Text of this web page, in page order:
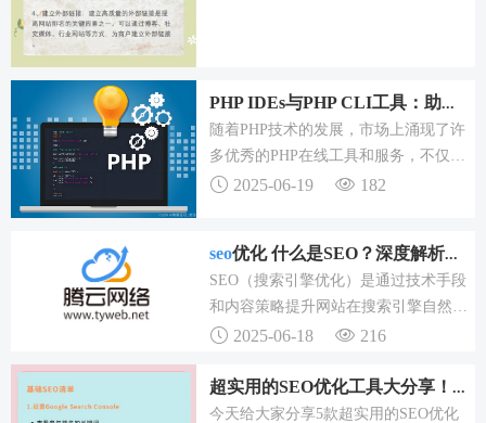
PHP IDEs与PHP CLI工具：助力高效PHP开发，满
随着PHP技术的发展，市场上涌现了许
多优秀的PHP在线工具和服务，不仅提
高了开发效率，也丰富了开发者的学习
还能避免因缺乏基础知识而导致的学习
障碍，积极参与PHP社区，不断探索新
知识，将使你成为一名真正的PHP开发
者。
2025-06-19 182
seo优化 什么是SEO？深度解析其定义、目标及与SEM的对
SEO（搜索引擎优化）是通过技术手段
和内容策略提升网站在搜索引擎自然搜
索结果中排名的过程。SEO的核心是理
什么,并据此优化网站,以满足搜索引擎
和用户的需求。通过关键词研究和内容
2025-06-18 216
超实用的SEO优化工具大分享！一站式解决你的SEO难题
今天给大家分享5款超实用的SEO优化